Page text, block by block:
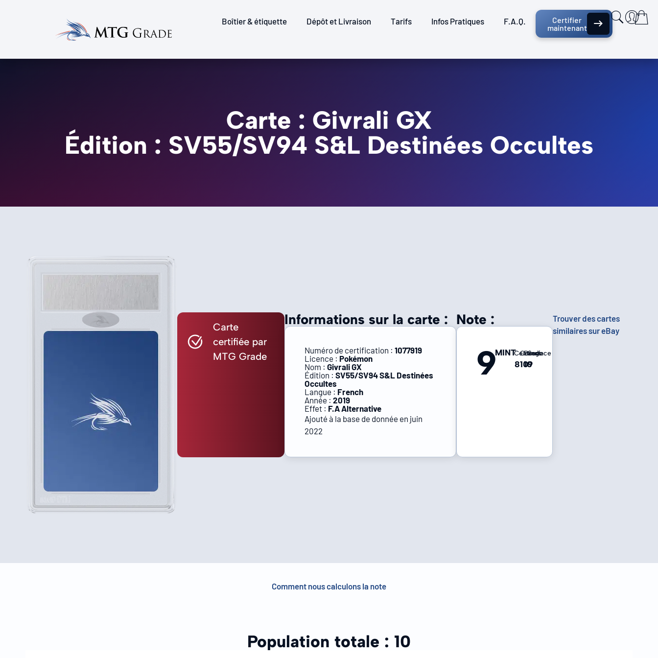
Boîtier & étiquette Dépôt et Livraison Tarifs Infos Pratiques F.A.Q.
Certifier
maintenant
Carte : Givrali GX
Édition : SV55/SV94 S&L Destinées Occultes
Carte
certifiée par
MTG Grade
Informations sur la carte :
Numéro de certification :1077919
Licence : Pokémon
Nom :Givrali GX
Édition :SV55/SV94 S&L Destinées
Occultes
Langue : French
Année :2019
Effet : F.A Alternative
Ajouté à la base de donnée en juin
2022
Note :
9MINTCentrage
8
Coins
10
Bords
10
Surface
9
Trouver des cartes
similaires sur eBay
Comment nous calculons la note
Population totale : 10